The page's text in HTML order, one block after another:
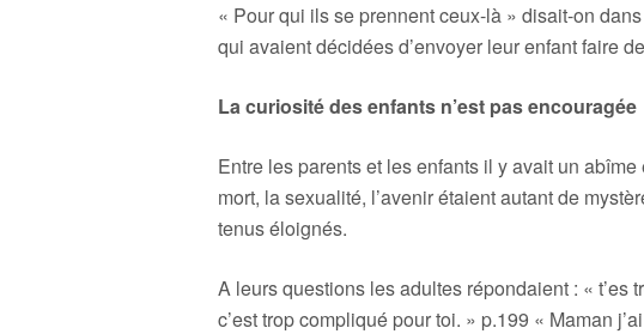
« Pour qui ils se prennent ceux-là » disait-on
qui avaient décidées d’envoyer leur enfant faire
La curiosité des enfants n’est pas encouragée
Entre les parents et les enfants il y avait un
mort, la sexualité, l’avenir étaient autant de
tenus éloignés.
A leurs questions les adultes répondaient : « t’es
c’est trop compliqué pour toi. » p.199 « Maman